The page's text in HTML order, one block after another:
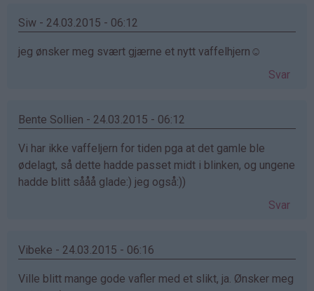
Siw - 24.03.2015 - 06:12
jeg ønsker meg svært gjærne et nytt vaffelhjern☺️
Svar
Bente Sollien - 24.03.2015 - 06:12
Vi har ikke vaffeljern for tiden pga at det gamle ble
ødelagt, så dette hadde passet midt i blinken, og ungene
hadde blitt sååå glade:) jeg også:))
Svar
Vibeke - 24.03.2015 - 06:16
Ville blitt mange gode vafler med et slikt, ja. Ønsker meg